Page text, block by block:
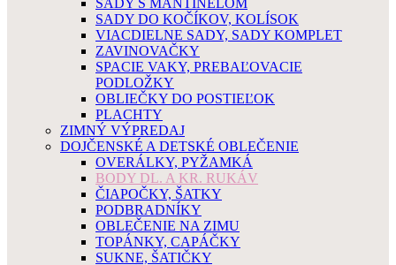
SADY S MANTINELOM
SADY DO KOČÍKOV, KOLÍSOK
VIACDIELNE SADY, SADY KOMPLET
ZAVINOVAČKY
SPACIE VAKY, PREBAĽOVACIE
PODLOŽKY
OBLIEČKY DO POSTIEĽOK
PLACHTY
ZIMNÝ VÝPREDAJ
DOJČENSKÉ A DETSKÉ OBLEČENIE
OVERÁLKY, PYŽAMKÁ
BODY DL. A KR. RUKÁV
ČIAPOČKY, ŠATKY
PODBRADNÍKY
OBLEČENIE NA ZIMU
TOPÁNKY, CAPÁČKY
SUKNE, ŠATIČKY